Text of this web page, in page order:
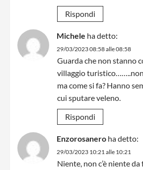
Rispondi
Michele ha detto:
29/03/2023 08:58 alle 08:58
Guarda che non stanno
villaggio turistico……..non
ma come si fa? Hanno
cui sputare veleno.
Rispondi
Enzorosanero ha detto:
29/03/2023 10:21 alle 10:21
Niente, non c’è niente